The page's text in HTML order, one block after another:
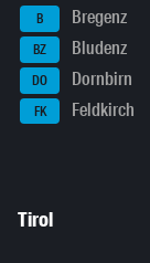
B Bregenz
BZ Bludenz
DO Dornbirn
FK Feldkirch
Tirol